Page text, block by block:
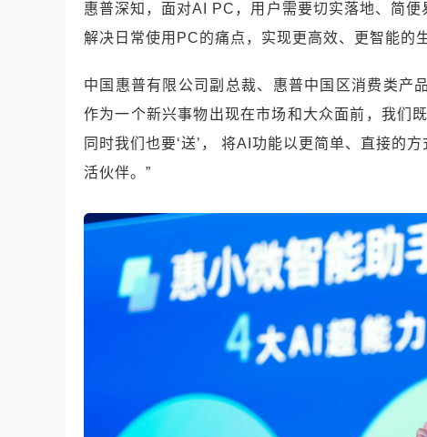
惠普深知，面对AI PC，用户需要切实落地、简
解决日常使用PC的痛点，实现更高效、更智能的
中国惠普有限公司副总裁、惠普中国区消费类产
作为一个新兴事物出现在市场和大众面前，我们
同时我们也要‘送’， 将AI功能以更简单、直接的
活伙伴。”